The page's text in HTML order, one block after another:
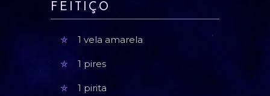
FEITIÇO
1 vela amarela
1 pires
1 pirita